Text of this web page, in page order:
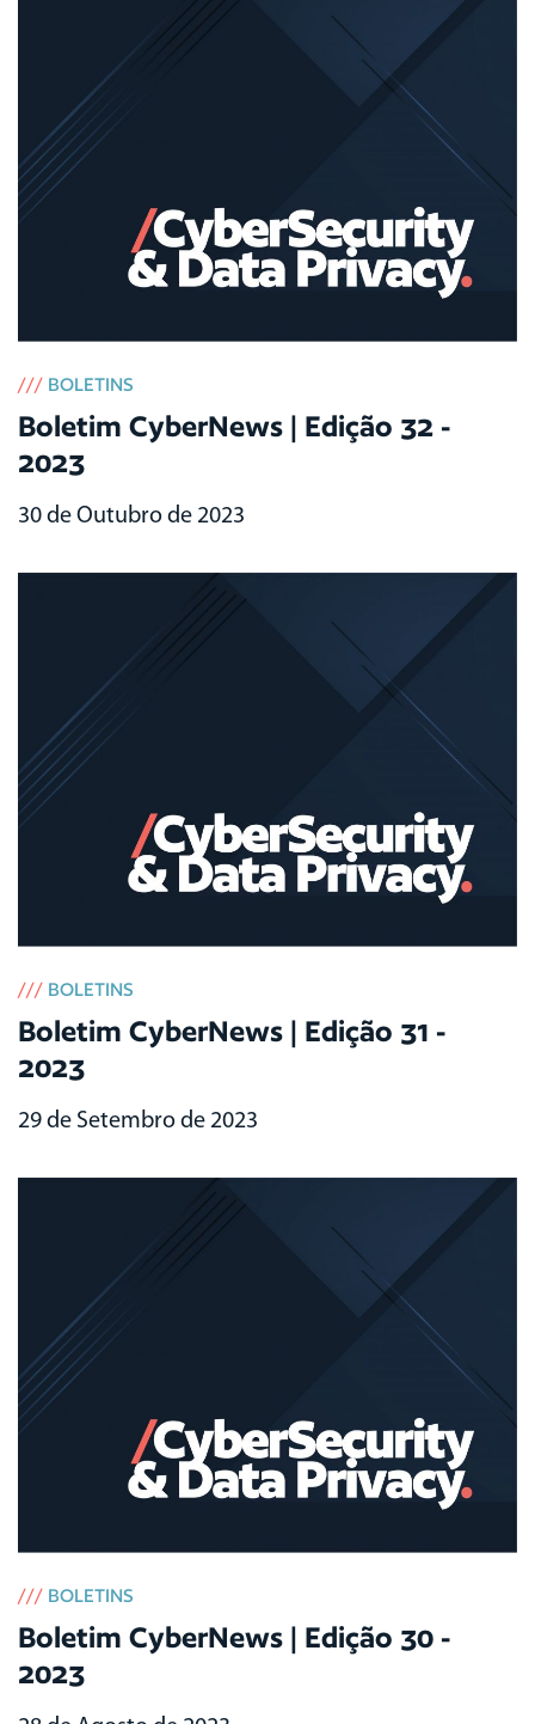
/// BOLETINS
Boletim CyberNews | Edição 32 -
2023
30 de Outubro de 2023
/// BOLETINS
Boletim CyberNews | Edição 31 -
2023
29 de Setembro de 2023
/// BOLETINS
Boletim CyberNews | Edição 30 -
2023